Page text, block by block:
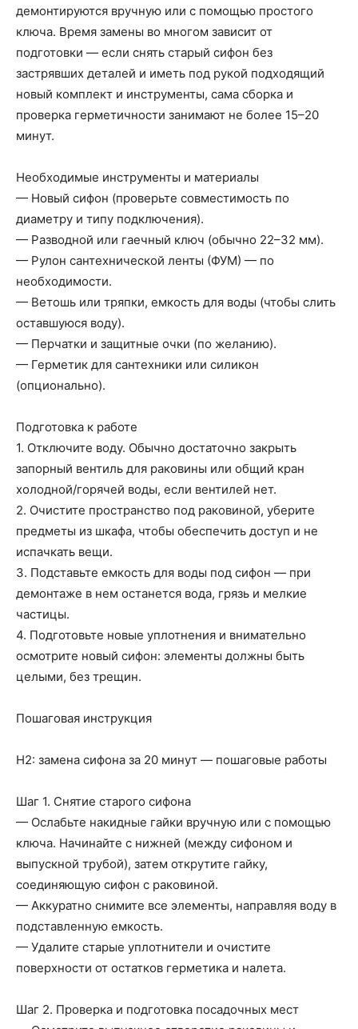
демонтируются вручную или с помощью простого
ключа. Время замены во многом зависит от
подготовки — если снять старый сифон без
застрявших деталей и иметь под рукой подходящий
новый комплект и инструменты, сама сборка и
проверка герметичности занимают не более 15–20
минут.
Необходимые инструменты и материалы
— Новый сифон (проверьте совместимость по
диаметру и типу подключения).
— Разводной или гаечный ключ (обычно 22–32 мм).
— Рулон сантехнической ленты (ФУМ) — по
необходимости.
— Ветошь или тряпки, емкость для воды (чтобы слить
оставшуюся воду).
— Перчатки и защитные очки (по желанию).
— Герметик для сантехники или силикон
(опционально).
Подготовка к работе
1. Отключите воду. Обычно достаточно закрыть
запорный вентиль для раковины или общий кран
холодной/горячей воды, если вентилей нет.
2. Очистите пространство под раковиной, уберите
предметы из шкафа, чтобы обеспечить доступ и не
испачкать вещи.
3. Подставьте емкость для воды под сифон — при
демонтаже в нем останется вода, грязь и мелкие
частицы.
4. Подготовьте новые уплотнения и внимательно
осмотрите новый сифон: элементы должны быть
целыми, без трещин.
Пошаговая инструкция
H2: замена сифона за 20 минут — пошаговые работы
Шаг 1. Снятие старого сифона
— Ослабьте накидные гайки вручную или с помощью
ключа. Начинайте с нижней (между сифоном и
выпускной трубой), затем открутите гайку,
соединяющую сифон с раковиной.
— Аккуратно снимите все элементы, направляя воду в
подставленную емкость.
— Удалите старые уплотнители и очистите
поверхности от остатков герметика и налета.
Шаг 2. Проверка и подготовка посадочных мест